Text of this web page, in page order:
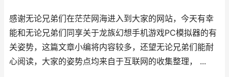
感谢无论兄弟们在茫茫网海进入到大家的网站，今天有幸
能和无论兄弟们同享关于龙族幻想手机游戏PC模拟器的有
关姿势，这篇文章小编将内容较多，还望无论兄弟们能耐
心阅读，大家的姿势点均来自于互联网的收集整理， ...